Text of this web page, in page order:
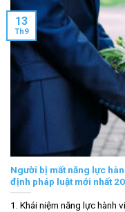
Người bị mất năng lực
định pháp luật mới nhất
1. Khái niệm năng lực hành
13
Th9